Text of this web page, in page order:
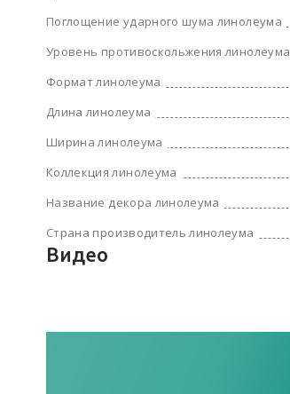
Поглощение ударного шума линолеума
Уровень противоскольжения линолеума
Формат линолеума
Длина линолеума
Ширина линолеума
Коллекция линолеума
Название декора линолеума
Страна производитель линолеума
Видео